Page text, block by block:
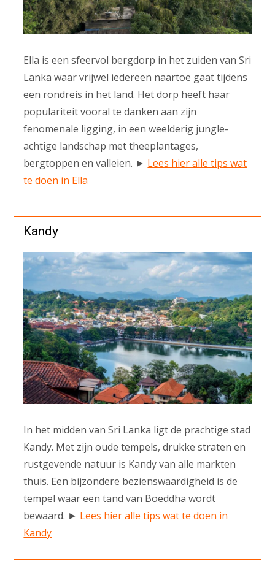
Ella is een sfeervol bergdorp in het zuiden van Sri
Lanka waar vrijwel iedereen naartoe gaat tijdens
een rondreis in het land. Het dorp heeft haar
populariteit vooral te danken aan zijn
fenomenale ligging, in een weelderig jungle-
achtige landschap met theeplantages,
bergtoppen en valleien. ► Lees hier alle tips wat
te doen in Ella
Kandy
In het midden van Sri Lanka ligt de prachtige stad
Kandy. Met zijn oude tempels, drukke straten en
rustgevende natuur is Kandy van alle markten
thuis. Een bijzondere bezienswaardigheid is de
tempel waar een tand van Boeddha wordt
bewaard. ► Lees hier alle tips wat te doen in
Kandy